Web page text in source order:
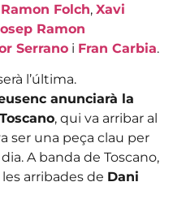
Ramon Folch, Xavi
Ramon
Serrano i Fran Carbia.
l’última.
anunciarà la
, qui va arribar al
ser una peça clau per
A banda de Toscano,
arribades de Dani